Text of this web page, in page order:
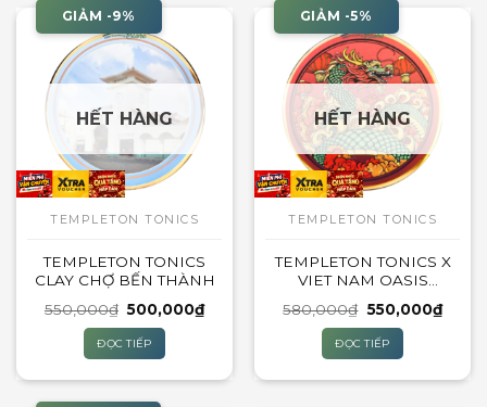
GIẢM -9%
HẾT HÀNG
TEMPLETON TONICS
TEMPLETON TONICS
CLAY CHỢ BẾN THÀNH
550,000₫ Giá
là:
550,000₫.
500,000₫Giá
hiện
ĐỌC TIẾP
GIẢM -5%
HẾT HÀNG
TEMPLETON TONICS
TEMPLETON TONICS X
VIET NAM OASIS
THÌN LIMITED 2024
580,000₫ Giá
là:
580,000₫.
550,000₫Giá
hiện
ĐỌC TIẾP